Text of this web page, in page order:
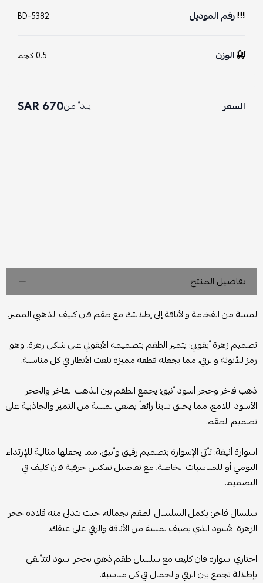
رقم الموديل BD-5382
الوزن 0.5 كجم
السعر يبدأ من670 SAR
تفاصيل المنتج
لمسة من الفخامة والأناقة إلى إطلالتك مع طقم فان كليف الذهبي المميز.
تصميم زهرة أيقوني: يتميز الطقم بتصميمه الأيقوني على شكل زهرة، وهو
رمز للأنوثة والرقي، مما يجعله قطعة مميزة تلفت الأنظار في كل مناسبة.
ذهب فاخر وحجر أسود أنيق: يجمع الطقم بين الذهب الفاخر والحجر
الأسود اللامع، مما يخلق تبايناً رائعاً يضفي لمسة من التميز والجاذبية على
تصميم الطقم.
اسوارة أنيقة: تأتي الإسوارة بتصميم رقيق وأنيق، مما يجعلها مثالية للإرتداء
اليومي أو للمناسبات الخاصة، مع تفاصيل تعكس حرفية فان كليف في
التصميم.
سلسال فاخر: يكمل السلسال الطقم بجماله، حيث يتدلى منه قلادة حجر
الزهرة الأسود الذي يضيف لمسة من الأناقة والرقي على عنقك.
اختاري اسوارة فان كليف مع سلسال طقم ذهبي بحجر اسود لتتألقي
بإطلالة تجمع بين الرقي والجمال في كل مناسبة.